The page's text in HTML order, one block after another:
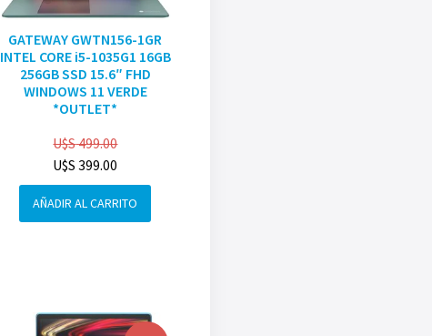
GATEWAY GWTN156-1GR
INTEL CORE i5-1035G1 16GB
256GB SSD 15.6″ FHD
WINDOWS 11 VERDE
*OUTLET*
U$S499.00
U$S 399.00
AÑADIR AL CARRITO